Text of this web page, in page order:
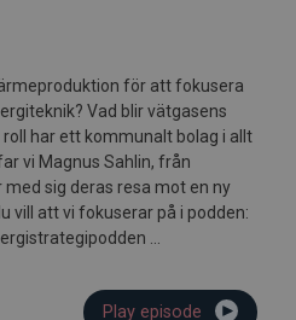
för att fokusera
Vad blir vätgasens
har ett kommunalt bolag i allt
vi Magnus Sahlin, från
sig deras resa mot en ny
vill att vi fokuserar på i podden:
...
Play episode